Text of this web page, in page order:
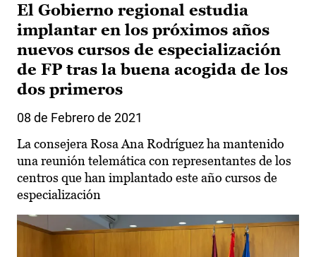
El Gobierno regional estudia
implantar en los próximos años
nuevos cursos de especialización
de FP tras la buena acogida de los
dos primeros
08 de Febrero de 2021
La consejera Rosa Ana Rodríguez ha mantenido
una reunión telemática con representantes de los
centros que han implantado este año cursos de
especialización